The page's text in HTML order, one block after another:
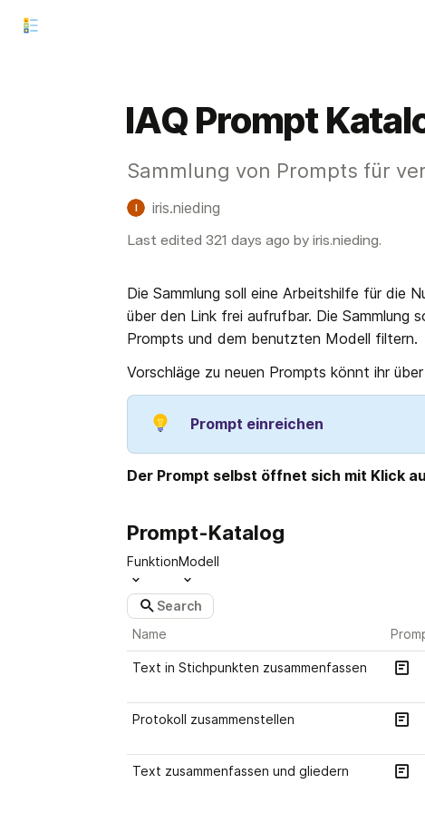
IAQ Prompt
Sammlung von Prompts für
I iris.nieding
Last edited 321 days ago by iris.nieding.
Die Sammlung soll eine Arbeitshilfe für die
über den Link frei aufrufbar. Die
Prompts und dem benutzten Modell filtern.
Vorschläge zu neuen Prompts könnt ihr
Prompt einreichen
Der Prompt selbst öffnet sich mit Klick
Prompt-Katalog
FunktionModell
Name
Text in Stichpunkten zusammenfassen
Protokoll zusammenstellen
Text zusammenfassen und gliedern